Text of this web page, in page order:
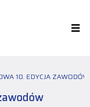
10. EDYCJA ZAWODÓW